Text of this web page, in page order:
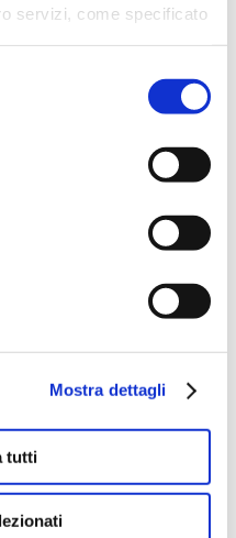
servizi, come specificato
Mostra dettagli
tutti
an auto-suggest
because the search